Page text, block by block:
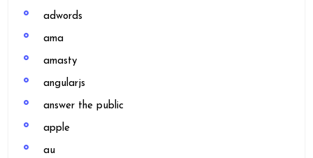
adwords
ama
amasty
angularjs
answer the public
apple
au